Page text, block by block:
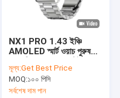
NX1 PRO 1.43 ইঞ্চি
AMOLED স্মার্ট ওয়াচ পুরুষদের
স্টীল BT কল
মূল্য:Get Best Price
MOQ:১০০ পিসি
সর্বশেষ দাম পান